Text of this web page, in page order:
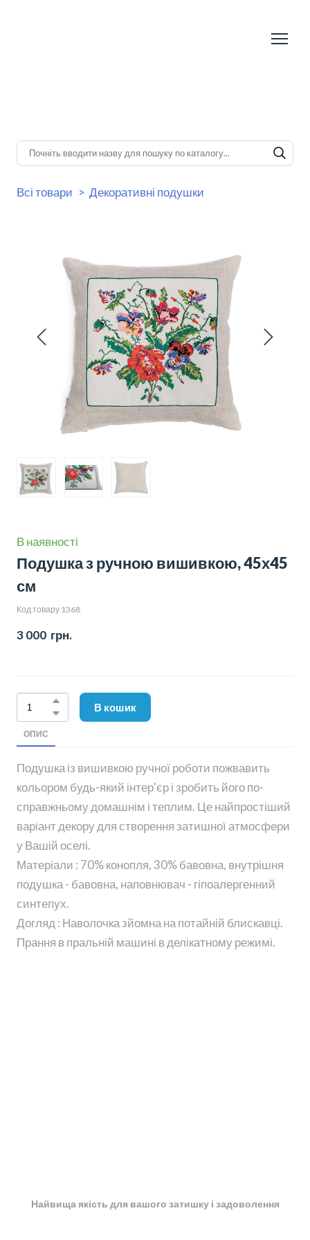
Всі товари Декоративні подушки
В наявності
Подушка з ручною вишивкою, 45х45
см
Код товару 1368
3 000  грн.
В кошик
ОПИС
Подушка із вишивкою ручної роботи пожвавить
кольором будь-який інтер'єр і зробить його по-
справжньому домашнім і теплим. Це найпростіший
варіант декору для створення затишної атмосфери
у Вашій оселі.
Матеріали : 70% конопля, 30% бавовна, внутрішня
подушка - бавовна, наповнювач - гіпоалергенний
синтепух.
Догляд : Наволочка зйомна на потайній блискавці.
Прання в пральній машині в делікатному режимі.
Найвища якість для вашого затишку і задоволення